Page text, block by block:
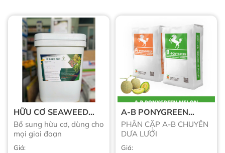
HỮU CƠ SEAWEED
PIV23
Bổ sung hữu cơ, dùng cho
mọi giai đoạn
Giá:
A-B PONYGREEN
MELON
PHÂN CẶP A-B CHUYÊN
DƯA LƯỚI
Giá: